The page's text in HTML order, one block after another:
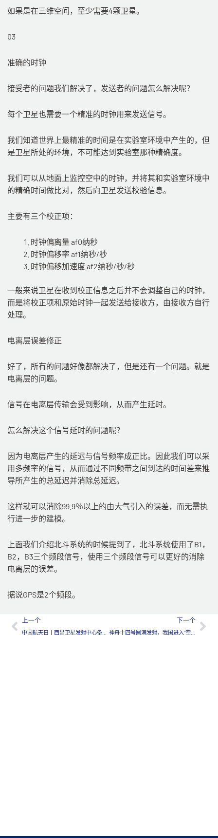
如果是在三维空间，至少需要4颗卫星。
03
准确的时钟
接受者的问题我们解决了，发送者的问题怎么解决呢？
每个卫星也需要一个精准的时钟用来发送信号。
我们知道世界上最精准的时间是在实验室环境中产生的，但
是卫星所处的环境，不可能达到实验室那种精确度。
我们可以从地面上监控空中的时钟，并将其和实验室环境中
的精确时间做比对，然后向卫星发送校验信息。
主要有三个校正项：
时钟偏离量 af0纳秒
时钟偏移率 af1纳秒/秒
时钟偏移加速度 af2纳秒/秒/秒
一般来说卫星在收到校正信息之后并不会调整自己的时钟，
而是将校正项和原始时钟一起发送给接收方，由接收方自行
处理。
电离层误差修正
好了，所有的问题好像都解决了，但是还有一个问题。就是
电离层的问题。
信号在电离层传输会受到影响，从而产生延时。
怎么解决这个信号延时的问题呢？
因为电离层产生的延迟与信号频率成正比。因此我们可以采
用多频率的信号，从而通过不同频带之间到达的时间差来推
导所产生的总延迟并消除总延迟。
这样就可以消除99.9％以上的由大气引入的误差，而无需执
行进一步的建模。
上面我们介绍北斗系统的时候提到了，北斗系统使用了B1，
B2，B3三个频段信号，使用三个频段信号可以更好的消除
电离层的误差。
据说GPS是2个频段。
上一篇
上一个 下一个
神舟十四号圆满发射，我国进入“空间站”时代播
下